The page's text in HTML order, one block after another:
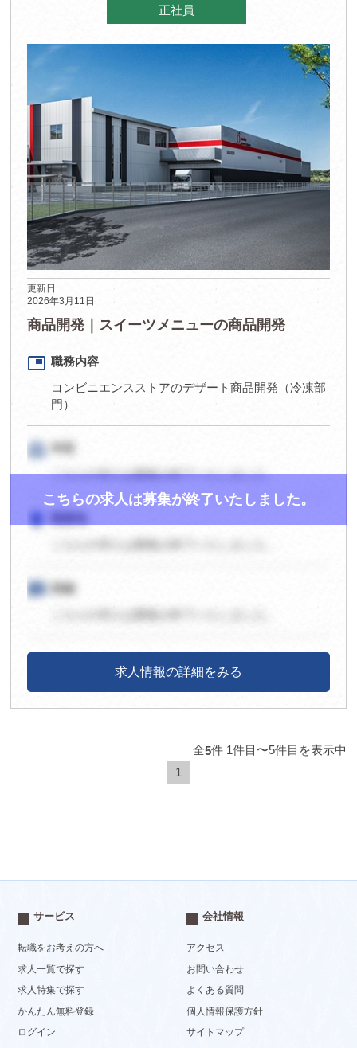
正社員
更新日
2026年3月11日
商品開発｜スイーツメニューの商品開発
picture_in_picture 職務内容
コンビニエンスストアのデザート商品開発（冷凍部
門）
こちらの求人は募集が終了いたしました。
card_travel
こちらの求人は募集が終了いたしました。
speaker_notes
詳細
求人情報の詳細をみる
全5件 1件目〜5件目を表示中
1
サービス
転職をお考えの方へ
求人一覧で探す
求人特集で探す
かんたん無料登録
ログイン
会社情報
アクセス
お問い合わせ
よくある質問
個人情報保護方針
サイトマップ